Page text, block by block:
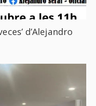
d’Alejandro